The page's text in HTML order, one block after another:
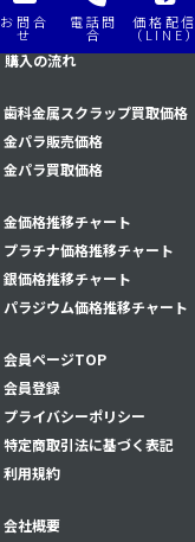
お問合
せ
電話問
合
価格配信
（LINE）
買取の流れ
購入の流れ
歯科金属スクラップ買取価格
金パラ販売価格
金パラ買取価格
金価格推移チャート
プラチナ価格推移チャート
銀価格推移チャート
パラジウム価格推移チャート
会員ページTOP
会員登録
プライバシーポリシー
特定商取引法に基づく表記
利用規約
会社概要